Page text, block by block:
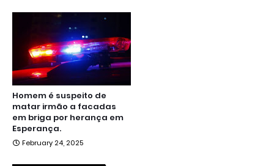
Homem é suspeito de
matar irmão a facadas
em briga por herança em
Esperança.
February 24, 2025